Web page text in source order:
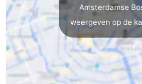
Amsterdamse
weergeven op de